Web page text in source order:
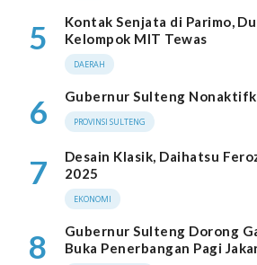
5
Kontak Senjata di Parimo,
Kelompok MIT Tewas
DAERAH
6 Gubernur Sulteng
PROVINSI SULTENG
7
Desain Klasik, Daihatsu
2025
EKONOMI
8
Gubernur Sulteng Dorong
Buka Penerbangan Pagi